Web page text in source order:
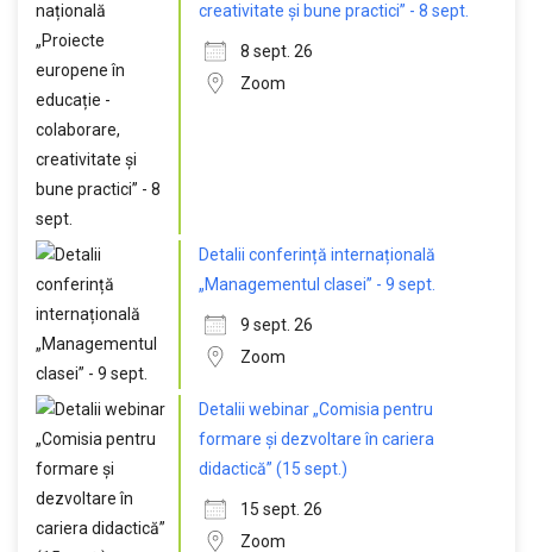
creativitate și bune practici” - 8 sept.
8 sept. 26
Zoom
Detalii conferință internațională
„Managementul clasei” - 9 sept.
9 sept. 26
Zoom
Detalii webinar „Comisia pentru
formare și dezvoltare în cariera
didactică” (15 sept.)
15 sept. 26
Zoom